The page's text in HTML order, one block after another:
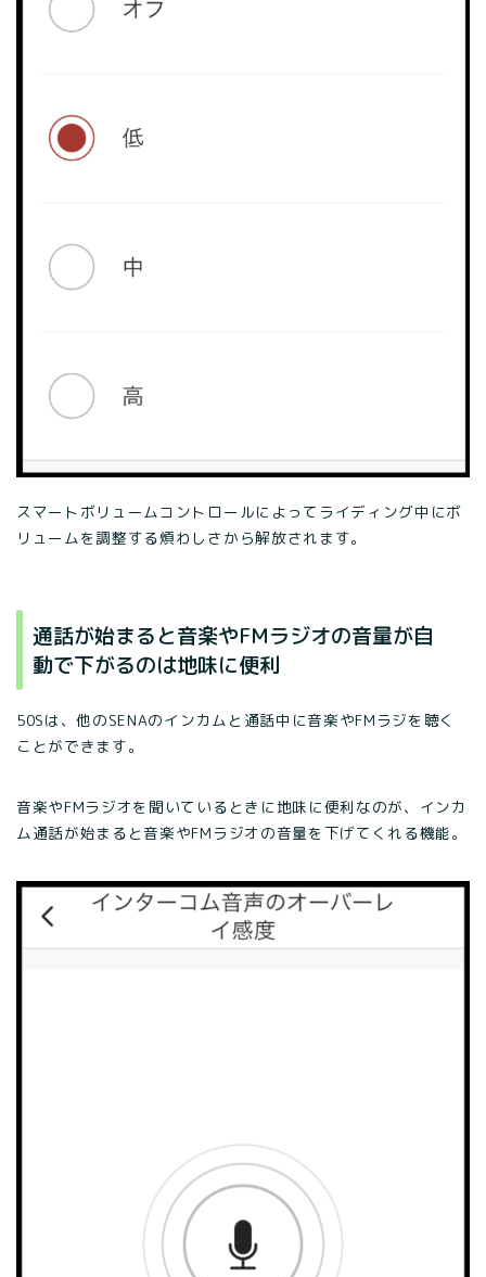
スマートボリュームコントロールによってライディング中にボ
リュームを調整する煩わしさから解放されます。
通話が始まると音楽やFMラジオの音量が自
動で下がるのは地味に便利
50Sは、他のSENAのインカムと通話中に音楽やFMラジを聴く
ことができます。
音楽やFMラジオを聞いているときに地味に便利なのが、インカ
ム通話が始まると音楽やFMラジオの音量を下げてくれる機能。